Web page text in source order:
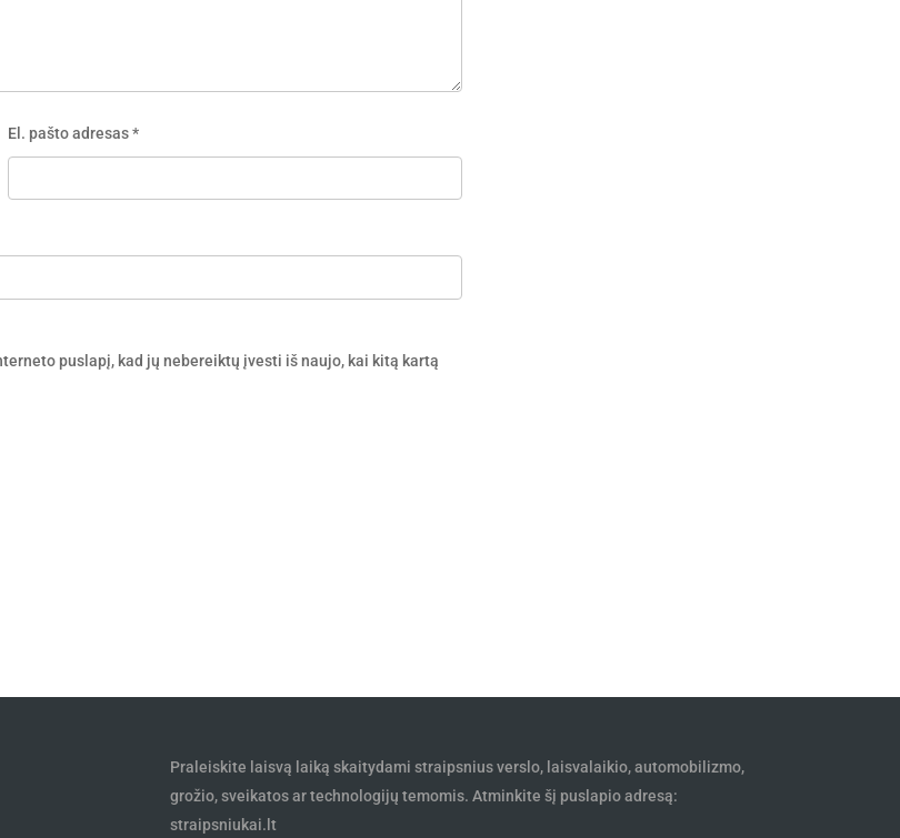
El. pašto adresas*
puslapį, kad jų nebereiktų įvesti iš naujo, kai kitą kartą
Praleiskite laisvą laiką skaitydami straipsnius verslo, laisvalaikio, automobilizmo,
grožio, sveikatos ar technologijų temomis. Atminkite šį puslapio adresą:
straipsniukai.lt